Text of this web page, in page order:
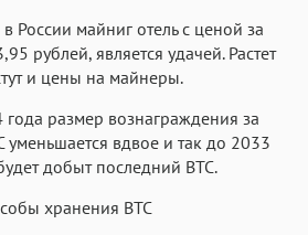
России майниг отель с ценой за
рублей, является удачей. Растет
и цены на майнеры.
размер вознаграждения за
уменьшается вдвое и так до 2033
добыт последний BTC.
хранения BTC